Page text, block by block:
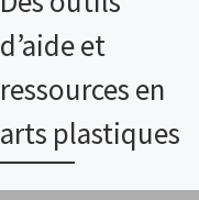
d’aide et
ressources en
arts plastiques